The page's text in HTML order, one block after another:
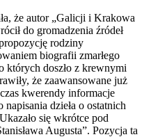
że autor „Galicji i Krakowa
do gromadzenia źródeł
rodziny
biografii zmarłego
których doszło z krewnymi
że zaawansowane już
kwerendy informacje
dzieła o ostatnich
się wkrótce pod
Augusta”. Pozycja ta